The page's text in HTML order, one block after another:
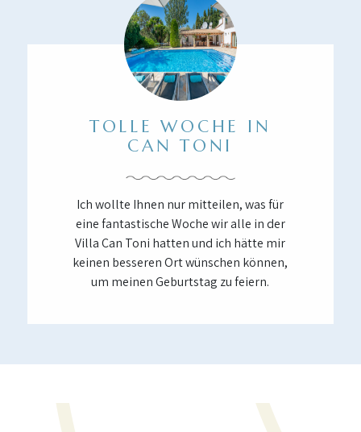
TOLLE WOCHE IN
CAN TONI
Ich wollte Ihnen nur mitteilen, was für
eine fantastische Woche wir alle in der
Villa Can Toni hatten und ich hätte mir
keinen besseren Ort wünschen können,
um meinen Geburtstag zu feiern.